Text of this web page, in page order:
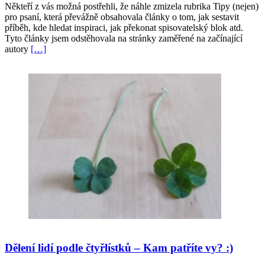
Někteří z vás možná postřehli, že náhle zmizela rubrika Tipy (nejen)
pro psaní, která převážně obsahovala články o tom, jak sestavit
příběh, kde hledat inspiraci, jak překonat spisovatelský blok atd.
Tyto články jsem odstěhovala na stránky zaměřené na začínající
autory […]
Dělení lidí podle čtyřlístků – Kam patříte vy? :)